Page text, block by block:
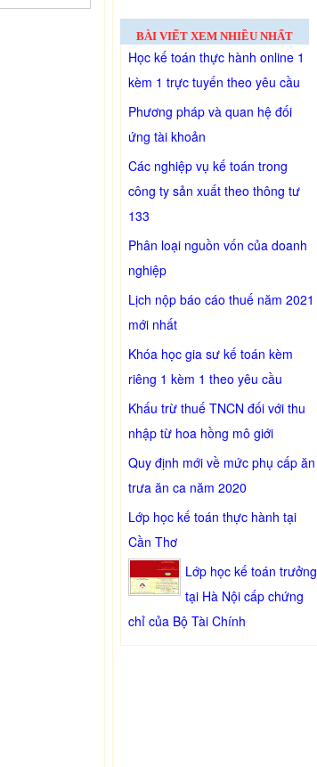
BÀI VIẾT XEM NHIỀU NHẤT
Học kế toán thực hành online 1
kèm 1 trực tuyến theo yêu cầu
Phương pháp và quan hệ đối
ứng tài khoản
Các nghiệp vụ kế toán trong
công ty sản xuất theo thông tư
133
Phân loại nguồn vốn của doanh
nghiệp
Lịch nộp báo cáo thuế năm 2021
mới nhất
Khóa học gia sư kế toán kèm
riêng 1 kèm 1 theo yêu cầu
Khấu trừ thuế TNCN đối với thu
nhập từ hoa hồng mô giới
Quy định mới về mức phụ cấp ăn
trưa ăn ca năm 2020
Lớp học kế toán thực hành tại
Cần Thơ
Lớp học kế toán trưởng
tại Hà Nội cấp chứng
chỉ của Bộ Tài Chính